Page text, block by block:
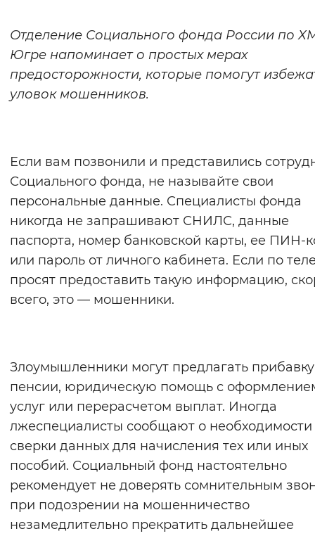
Интервал между буквами
Нормальный Увеличенный
Синий фон
Изображения
Включены Выключены
Звуковой ассистент
Воспроизвести Остановить
Отделение Социального фонда России по
Югре напоминает о простых мерах
предосторожности, которые помогут
уловок мошенников.
Если вам позвонили и представились
Социального фонда, не называйте свои
персональные данные. Специалисты фонда
никогда не запрашивают СНИЛС, данные
паспорта, номер банковской карты, ее ПИН-
или пароль от личного кабинета. Если по
просят предоставить такую информацию,
всего, это — мошенники.
Злоумышленники могут предлагать
пенсии, юридическую помощь с
услуг или перерасчетом выплат. Иногда
лжеспециалисты сообщают о необходимости
сверки данных для начисления тех или иных
пособий. Социальный фонд настоятельно
рекомендует не доверять сомнительным
при подозрении на мошенничество
незамедлительно прекратить дальнейшее